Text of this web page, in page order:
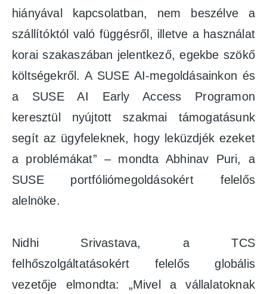
hiányával kapcsolatban, nem beszélve a
szállítóktól való függésről, illetve a használat
korai szakaszában jelentkező, egekbe szökő
költségekről. A SUSE AI-megoldásainkon és
a SUSE AI Early Access Programon
keresztül nyújtott szakmai támogatásunk
segít az ügyfeleknek, hogy leküzdjék ezeket
a problémákat” – mondta Abhinav Puri, a
SUSE portfóliómegoldásokért felelős
alelnöke.
Nidhi Srivastava, a TCS
felhőszolgáltatásokért felelős globális
vezetője elmondta: „Mivel a vállalatoknak